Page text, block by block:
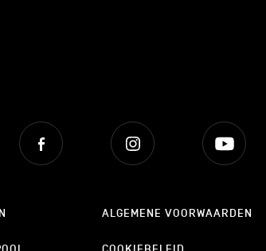
Facebook Instagram
ALGEMENE VOORWAARDEN